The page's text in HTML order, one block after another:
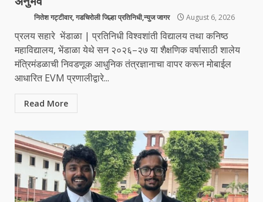
नितेश गट्टीवार, गडचिरोली जिल्हा प्रतिनिधी,न्युज जागर August 6, 2026
प्रलय सहारे भेंडाळा | प्रतिनिधी विश्वशांती विद्यालय तथा कनिष्ठ
महाविद्यालय, भेंडाळा येथे सन २०२६–२७ या शैक्षणिक वर्षासाठी शालेय
मंत्रिमंडळाची निवडणूक आधुनिक तंत्रज्ञानाचा वापर करून मोबाईल
आधारित EVM प्रणालीद्वारे...
Read More